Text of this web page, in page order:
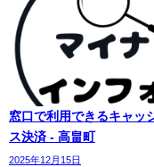
窓口で利用できるキャッ
ス決済 - 高畠町
2025年12月15日